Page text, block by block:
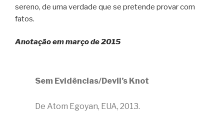
sereno, de uma verdade que se pretende provar com
fatos.
Anotação em março de 2015
Sem Evidências/Devil’s Knot
De Atom Egoyan, EUA, 2013.